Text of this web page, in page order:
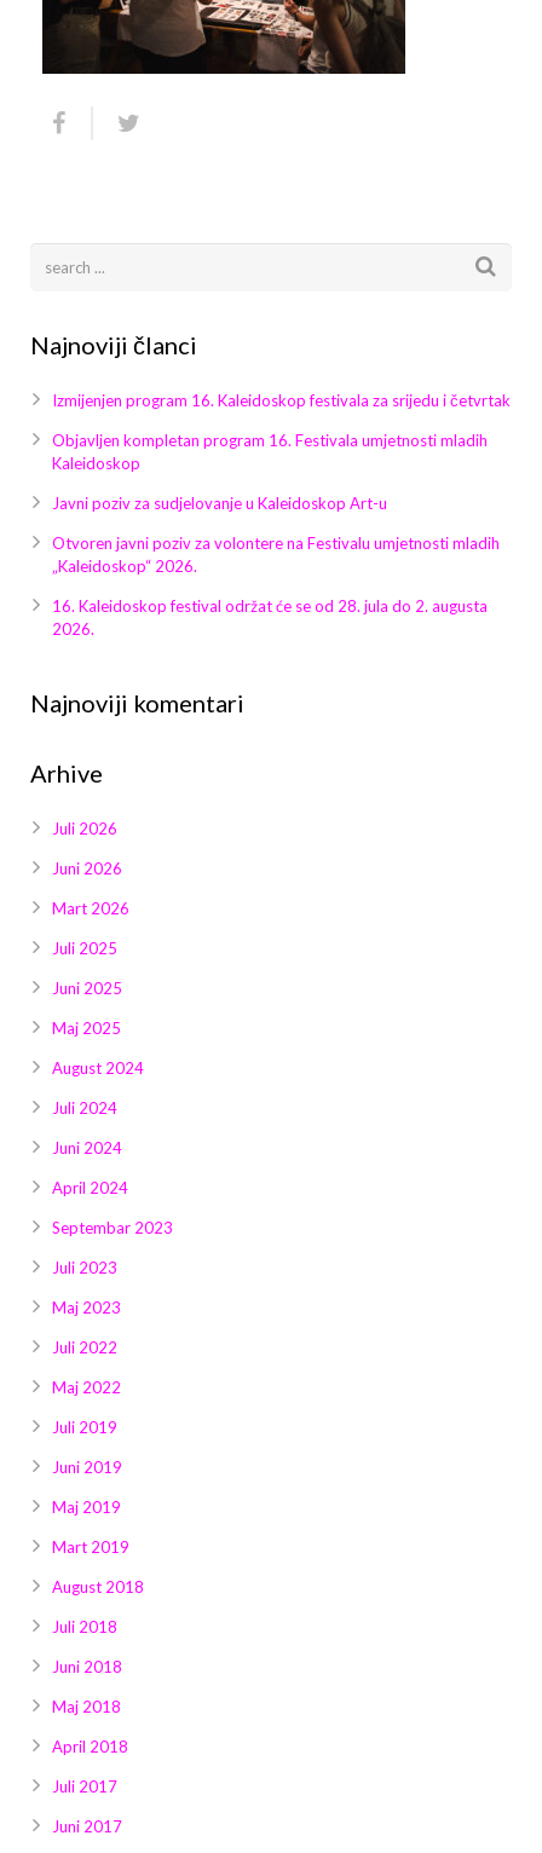
Video 2015
Video 2018
Galerija 2010
Galerija 2014
Galerija 2017
Galerija 2018
Galerija 2019
Galerija 2022
Galerija 2024
Galerija 2025
Najnoviji članci
Izmijenjen program 16. Kaleidoskop festivala za srijedu i četvrtak
Objavljen kompletan program 16. Festivala umjetnosti mladih
Kaleidoskop
Javni poziv za sudjelovanje u Kaleidoskop Art-u
Otvoren javni poziv za volontere na Festivalu umjetnosti mladih
„Kaleidoskop“ 2026.
16. Kaleidoskop festival održat će se od 28. jula do 2. augusta
2026.
Najnoviji komentari
Arhive
Juli 2026
Juni 2026
Mart 2026
Juli 2025
Juni 2025
Maj 2025
August 2024
Juli 2024
Juni 2024
April 2024
Septembar 2023
Juli 2023
Maj 2023
Juli 2022
Maj 2022
Juli 2019
Juni 2019
Maj 2019
Mart 2019
August 2018
Juli 2018
Juni 2018
Maj 2018
April 2018
Juli 2017
Juni 2017